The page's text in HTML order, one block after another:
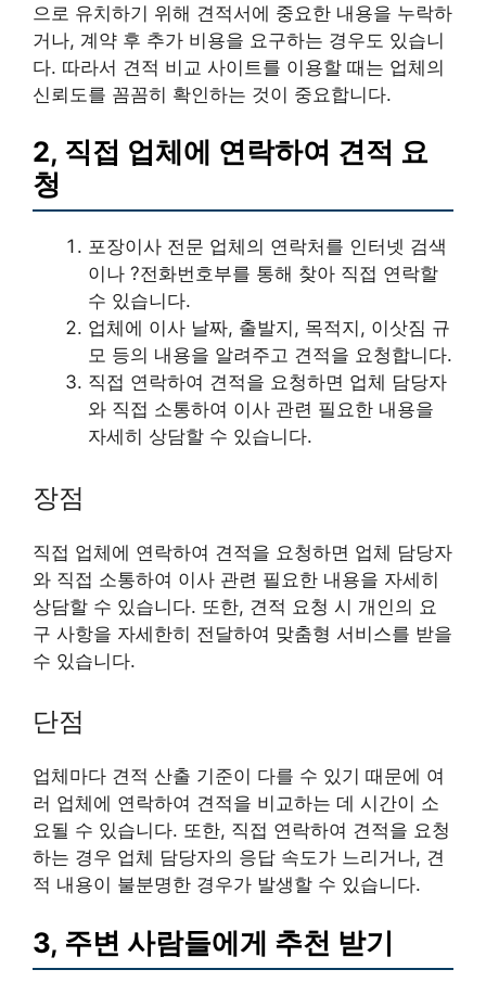
으로 유치하기 위해 견적서에 중요한 내용을 누락하
거나, 계약 후 추가 비용을 요구하는 경우도 있습니
다. 따라서 견적 비교 사이트를 이용할 때는 업체의
신뢰도를 꼼꼼히 확인하는 것이 중요합니다.
2, 직접 업체에 연락하여 견적 요
청
포장이사 전문 업체의 연락처를 인터넷 검색
이나 ?전화번호부를 통해 찾아 직접 연락할
수 있습니다.
업체에 이사 날짜, 출발지, 목적지, 이삿짐 규
모 등의 내용을 알려주고 견적을 요청합니다.
직접 연락하여 견적을 요청하면 업체 담당자
와 직접 소통하여 이사 관련 필요한 내용을
자세히 상담할 수 있습니다.
장점
직접 업체에 연락하여 견적을 요청하면 업체 담당자
와 직접 소통하여 이사 관련 필요한 내용을 자세히
상담할 수 있습니다. 또한, 견적 요청 시 개인의 요
구 사항을 자세한히 전달하여 맞춤형 서비스를 받을
수 있습니다.
단점
업체마다 견적 산출 기준이 다를 수 있기 때문에 여
러 업체에 연락하여 견적을 비교하는 데 시간이 소
요될 수 있습니다. 또한, 직접 연락하여 견적을 요청
하는 경우 업체 담당자의 응답 속도가 느리거나, 견
적 내용이 불분명한 경우가 발생할 수 있습니다.
3, 주변 사람들에게 추천 받기